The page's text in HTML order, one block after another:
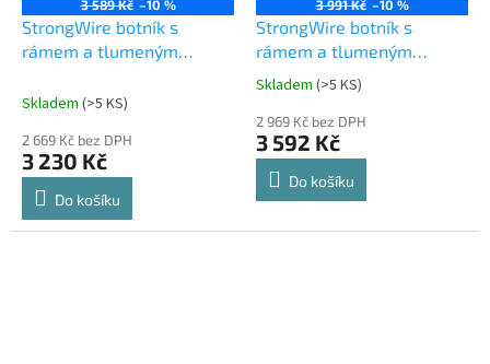
3 589 Kč –10 %
StrongWire botník s
rámem a tlumeným
Skladem (>5 KS)
2 669 Kč bez DPH
3 230 Kč
Do košíku
3 991 Kč –10 %
StrongWire botník s
rámem a tlumeným
výsuvem, 900mm, hnědý
Průměrné
produktu
je
5,0
hvězdiček.
Skladem (>5 KS)
2 969 Kč bez DPH
3 592 Kč
Do košíku